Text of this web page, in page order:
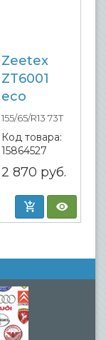
Zeetex
ZT6001
eco
155/65/R13 73T
Код товара:
15864527
2 870 руб.